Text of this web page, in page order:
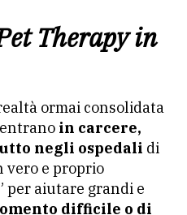
Therapy in
ormai consolidata
in carcere,
negli ospedali di
vero e proprio
per aiutare grandi e
difficile o di